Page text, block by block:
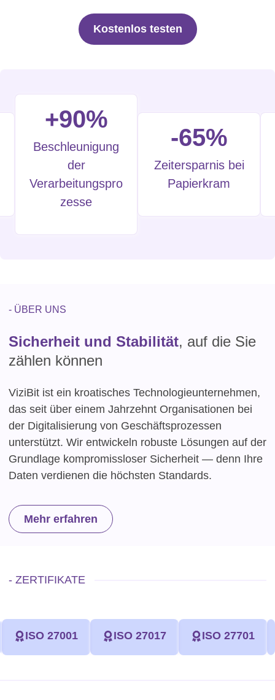
Kostenlos testen
+90%
Beschleunigung
der
Verarbeitungspro
zesse
-65%
Zeitersparnis bei
Papierkram
- ÜBER UNS
Sicherheit und Stabilität, auf die Sie
zählen können
ViziBit ist ein kroatisches Technologieunternehmen,
das seit über einem Jahrzehnt Organisationen bei
der Digitalisierung von Geschäftsprozessen
unterstützt. Wir entwickeln robuste Lösungen auf der
Grundlage kompromissloser Sicherheit — denn Ihre
Daten verdienen die höchsten Standards.
Mehr erfahren
- ZERTIFIKATE
ISO 27001 ISO 27017 ISO 27701